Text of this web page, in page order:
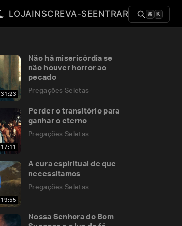
LOJAINSCREVA-SEENTRAR ⌘ K
31:23
Não há misericórdia se
não houver horror ao
pecado
Pregações Seletas
17:11
Perder o transitório para
ganhar o eterno
Pregações Seletas
19:55
A cura espiritual de que
necessitamos
Pregações Seletas
Nossa Senhora do Bom